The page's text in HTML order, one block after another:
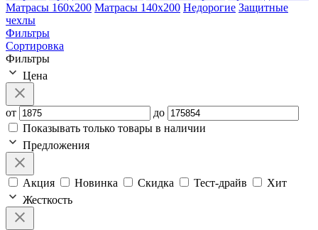
Матрасы 160х200 Матрасы 140х200 Недорогие Защитные
чехлы
Фильтры
Сортировка
Фильтры
Цена
от
до
Показывать только товары в наличии
Предложения
Акция Новинка Скидка Тест-драйв
Хит
Жесткость